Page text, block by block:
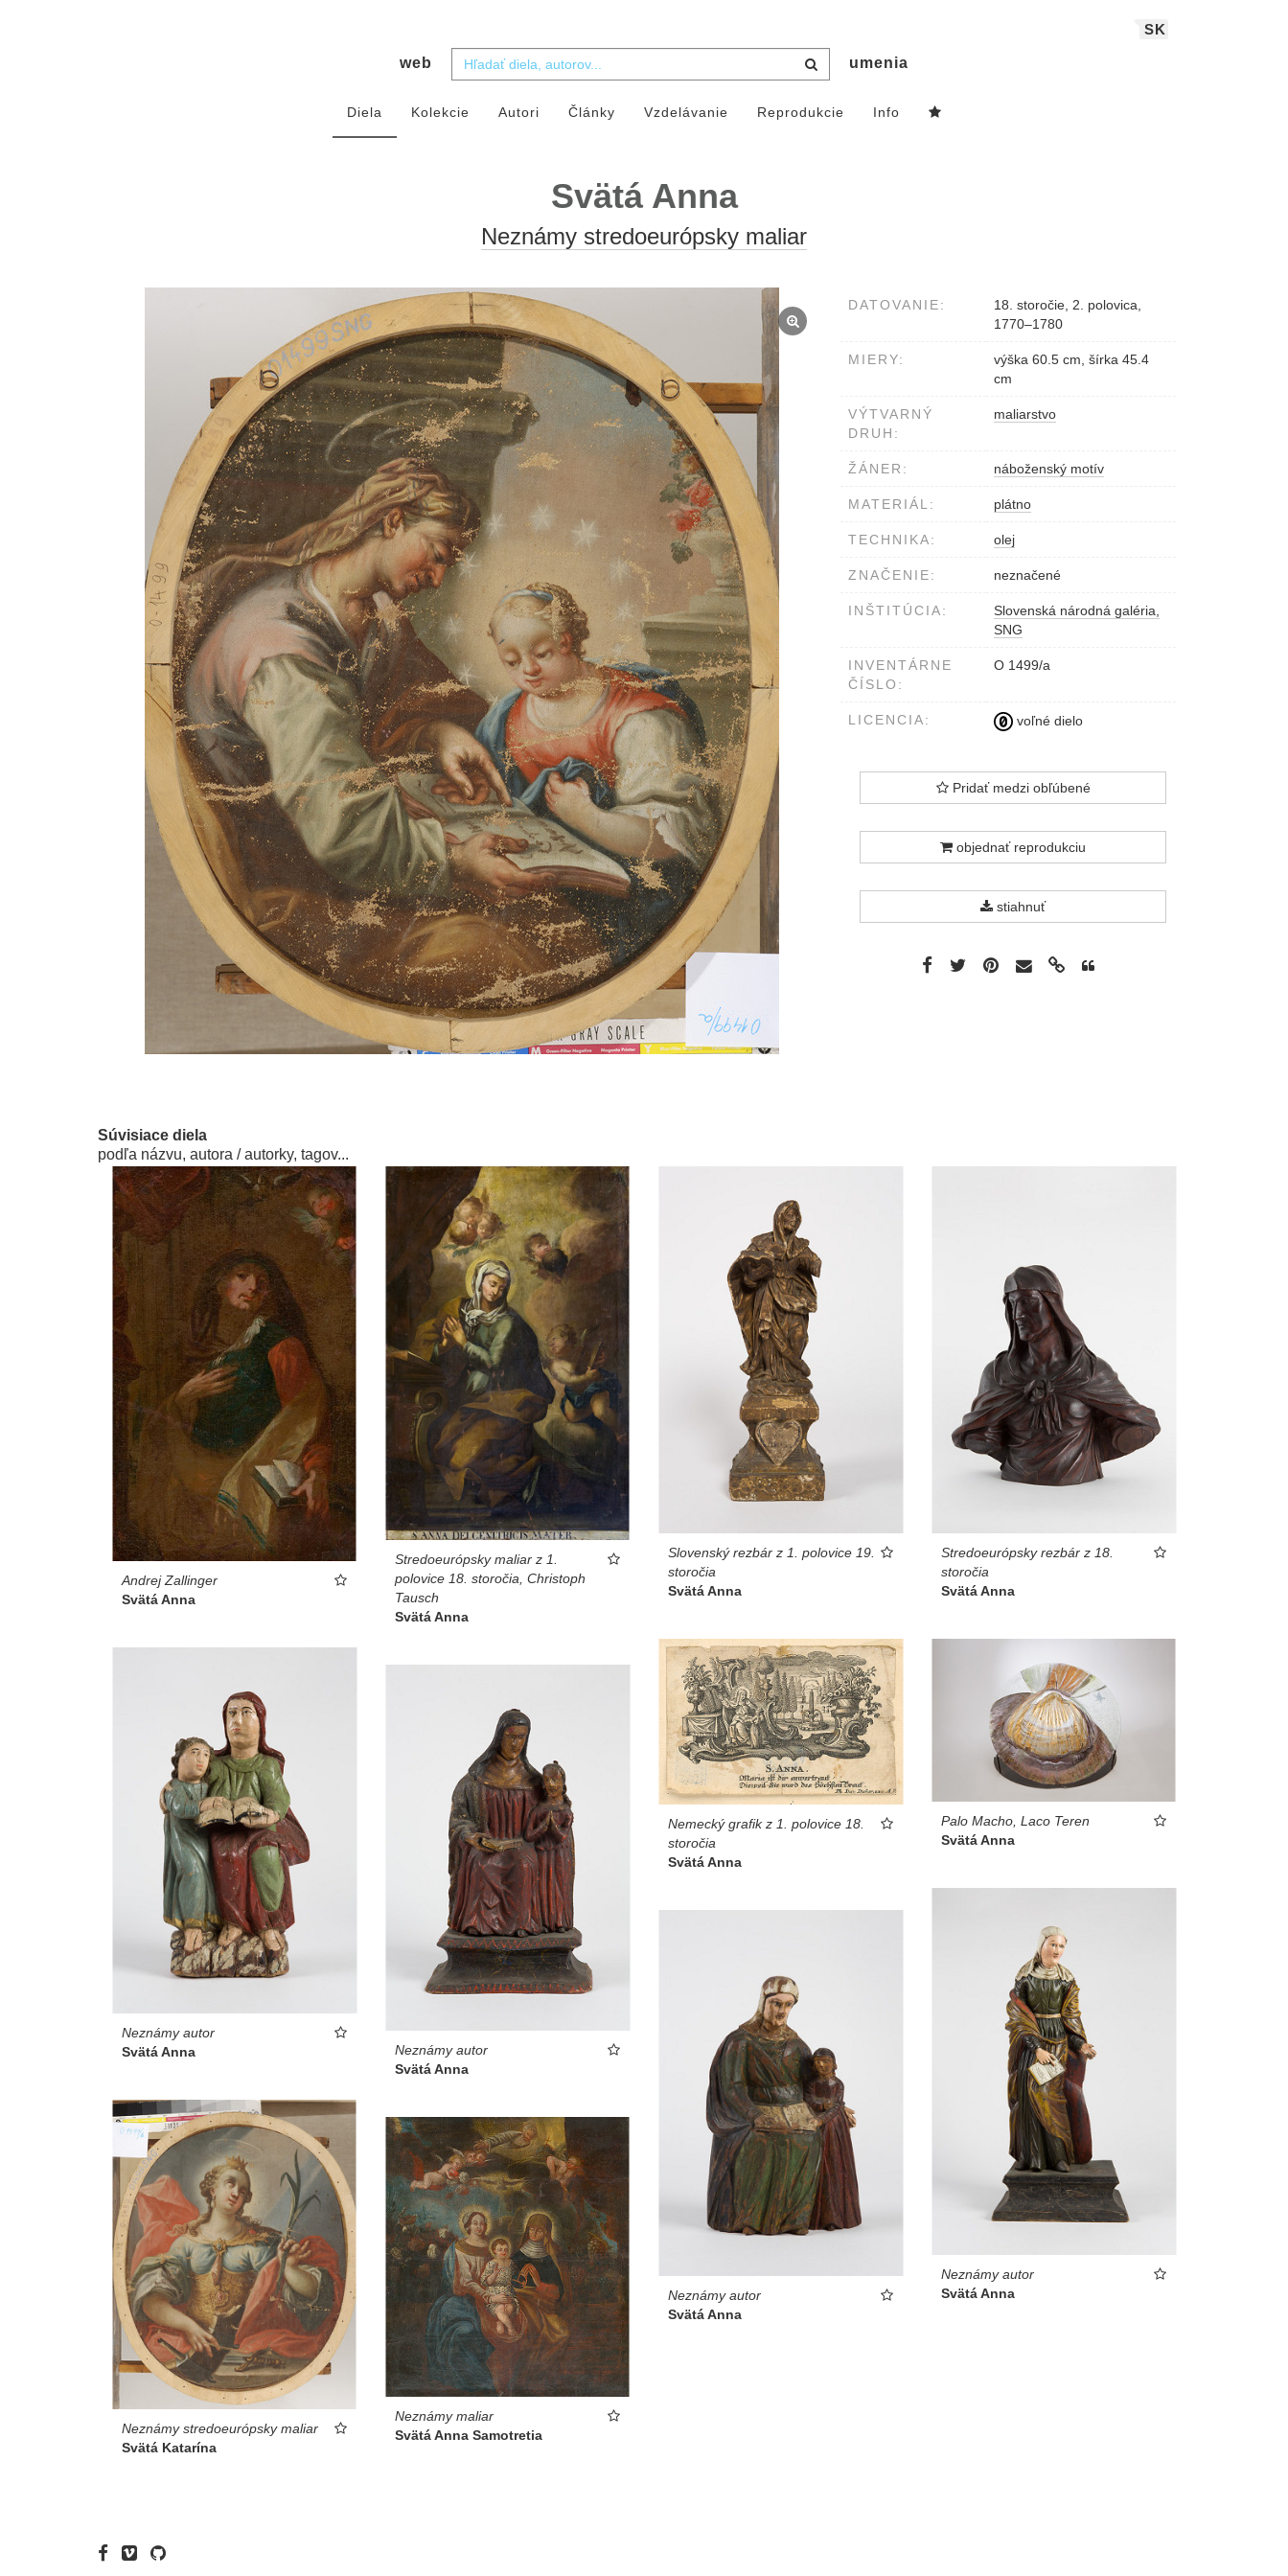
SK
web umenia
Diela Kolekcie Autori Články Vzdelávanie Reprodukcie Info
Svätá Anna
Neznámy stredoeurópsky maliar
DATOVANIE:
18. storočie, 2. polovica,
1770–1780
MIERY:
výška 60.5 cm, šírka 45.4
cm
VÝTVARNÝ
DRUH:
maliarstvo
ŽÁNER: náboženský motív
MATERIÁL: plátno
TECHNIKA: olej
ZNAČENIE: neznačené
INŠTITÚCIA:
Slovenská národná galéria,
SNG
INVENTÁRNE
ČÍSLO:
O 1499/a
LICENCIA: voľné dielo
Pridať medzi obľúbené
objednať reprodukciu
stiahnuť
Súvisiace diela
podľa názvu, autora / autorky, tagov...
Andrej Zallinger
Svätá Anna
Stredoeurópsky maliar z 1.
polovice 18. storočia, Christoph
Tausch
Svätá Anna
Slovenský rezbár z 1. polovice 19.
storočia
Svätá Anna
Stredoeurópsky rezbár z 18.
storočia
Svätá Anna
Nemecký grafik z 1. polovice 18.
storočia
Svätá Anna
Palo Macho, Laco Teren
Svätá Anna
Neznámy autor
Svätá Anna
Neznámy autor
Svätá Anna
Neznámy autor
Svätá Anna
Neznámy autor
Svätá Anna
Neznámy stredoeurópsky maliar
Svätá Katarína
Neznámy maliar
Svätá Anna Samotretia